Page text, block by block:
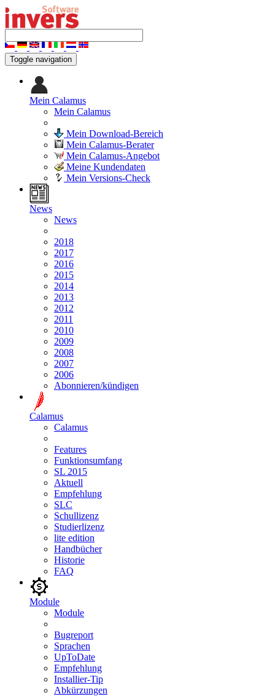
Toggle navigation
Mein Calamus
Mein Calamus
Mein Download-Bereich
Mein Calamus-Berater
Mein Calamus-Angebot
Meine Kundendaten
Mein Versions-Check
News
News
2018
2017
2016
2015
2014
2013
2012
2011
2010
2009
2008
2007
2006
Abonnieren/kündigen
Calamus
Calamus
Features
Funktionsumfang
SL 2015
Aktuell
Empfehlung
SLC
Schullizenz
Studierlizenz
lite edition
Handbücher
Historie
FAQ
Module
Module
Bugreport
Sprachen
UpToDate
Empfehlung
Installier-Tip
Abkürzungen